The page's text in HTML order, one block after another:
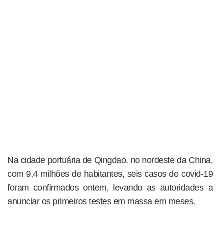
Na cidade portuária de Qingdao, no nordeste da China,
com 9,4 milhões de habitantes, seis casos de covid-19
foram confirmados ontem, levando as autoridades a
anunciar os primeiros testes em massa em meses.